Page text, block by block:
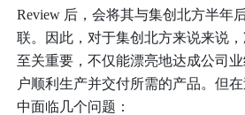
Review 后，会将其与集创北方半年
联。因此，对于集创北方来说来说，
至关重要，不仅能漂亮地达成公司
户顺利生产并交付所需的产品。但
中面临几个问题：